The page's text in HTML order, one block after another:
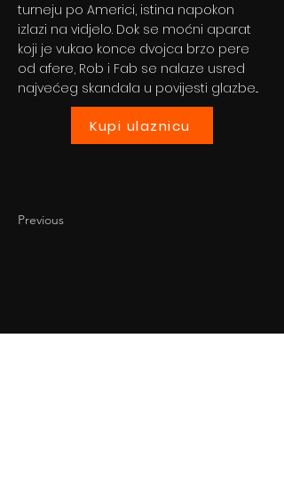
turneju po Americi, istina napokon
izlazi na vidjelo. Dok se moćni aparat
koji je vukao konce dvojca brzo pere
od afere, Rob i Fab se nalaze usred
najvećeg skandala u povijesti glazbe...
Kupi ulaznicu
Previous